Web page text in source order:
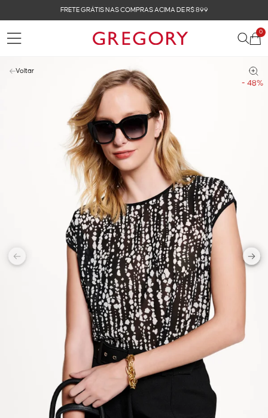
FRETE GRÁTIS NAS COMPRAS ACIMA DE R$ 899
0
- 48%
Voltar